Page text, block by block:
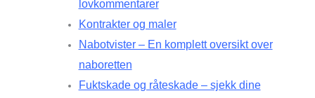
lovkommentarer
Kontrakter og maler
Nabotvister – En komplett oversikt over
naboretten
Fuktskade og råteskade – sjekk dine